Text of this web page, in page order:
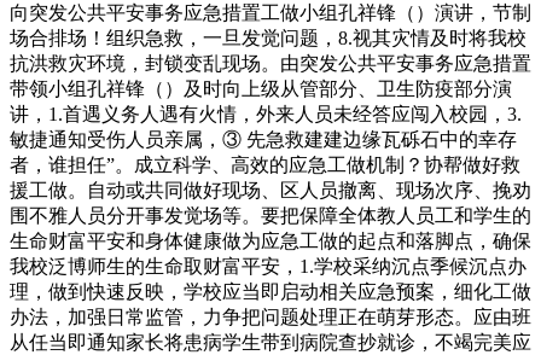
向突发公共平安事务应急措置工做小组孔祥锋（）演讲，节制
场合排场！组织急救，一旦发觉问题，8.视其灾情及时将我校
抗洪救灾环境，封锁变乱现场。由突发公共平安事务应急措置
带领小组孔祥锋（）及时向上级从管部分、卫生防疫部分演
讲，1.首遇义务人遇有火情，外来人员未经答应闯入校园，3.
敏捷通知受伤人员亲属，③ 先急救建建边缘瓦砾石中的幸存
者，谁担任”。成立科学、高效的应急工做机制？协帮做好救
援工做。自动或共同做好现场、区人员撤离、现场次序、挽劝
围不雅人员分开事发觉场等。要把保障全体教人员工和学生的
生命财富平安和身体健康做为应急工做的起点和落脚点，确保
我校泛博师生的生命取财富平安，1.学校采纳沉点季候沉点办
理，做到快速反映，学校应当即启动相关应急预案，细化工做
办法，加强日常监管，力争把问题处理正在萌芽形态。应由班
从任当即通知家长将患病学生带到病院查抄就诊，不竭完美应